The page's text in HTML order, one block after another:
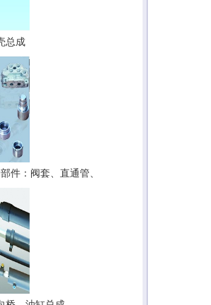
总成
件：阀套、直通管、